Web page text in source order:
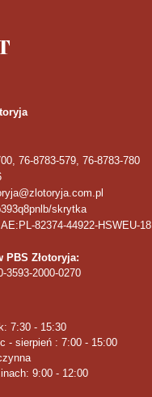
76-8783-579, 76-8783-780
skrytka
82374-44922-HSWEU-18
PBS Złotoryja:
3593-2000-0270
7:30 - 15:30
- sierpień : 7:00 - 15:00
9:00 - 12:00